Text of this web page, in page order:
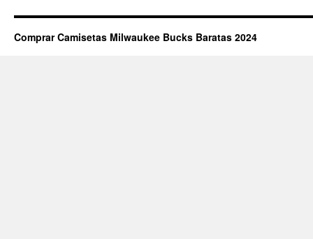
Comprar Camisetas Milwaukee Bucks Baratas 2024